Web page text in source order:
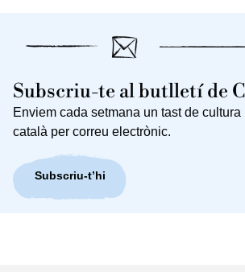
Subscriu-te al butlletí de
Enviem cada setmana un tast de cultura
català per correu electrònic.
Subscriu-t’hi